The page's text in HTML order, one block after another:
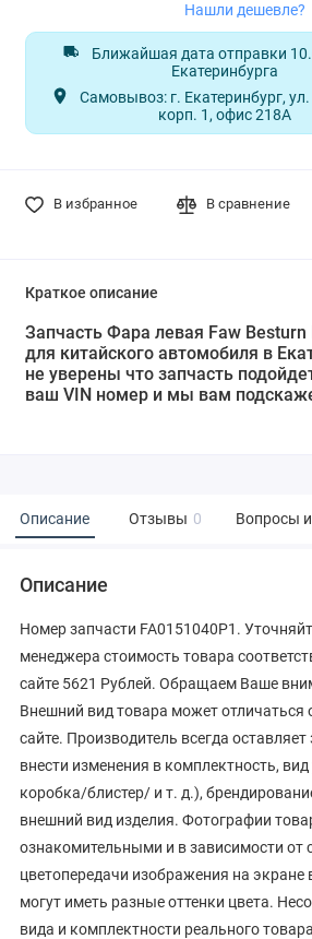
Нашли дешевле?
Ближайшая дата отправки
Екатеринбурга
Самовывоз: г. Екатеринбург,
корп. 1, офис 218А
В избранное В сравнение
Краткое описание
Запчасть Фара левая Faw Besturn
для китайского автомобиля в
не уверены что запчасть
ваш VIN номер и мы вам
Описание Отзывы 0 Вопросы
Описание
Номер запчасти FA0151040P1.
менеджера стоимость товара
сайте 5621 Рублей. Обращаем Ваше
Внешний вид товара может отличаться
сайте. Производитель всегда
внести изменения в комплектность,
коробка/блистер/ и т. д.),
внешний вид изделия. Фотографии
ознакомительными и в зависимости от
цветопередачи изображения на экране
могут иметь разные оттенки цвета.
вида и комплектности реального